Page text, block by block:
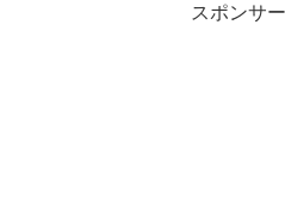
スポンサ